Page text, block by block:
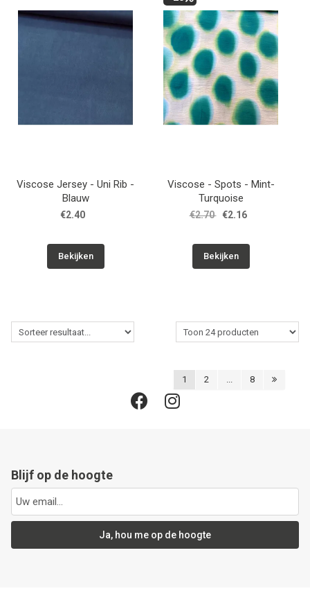
Viscose Jersey - Uni Rib -
Blauw
€2.40
Bekijken
Viscose - Spots - Mint-
Turquoise
€2.70 €2.16
Bekijken
1 2 ... 8
Blijf op de hoogte
Ja, hou me op de hoogte